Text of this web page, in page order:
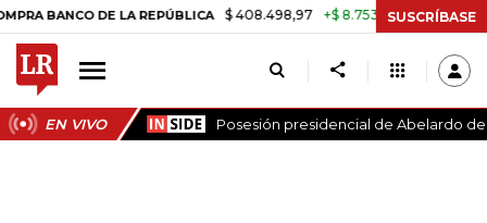
REPÚBLICA $ 408.498,97 +$ 8.753,81 +2,19% TASA DE USURA
SUSCRÍBASE
EN VIVO Posesión presidencial de Abelardo de